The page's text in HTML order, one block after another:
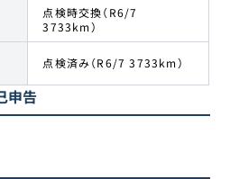
点検時交換（R6/7
3733km）
点検済み（R6/7 3733km）
申告